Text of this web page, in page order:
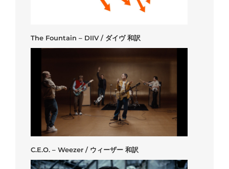
The Fountain – DIIV / ダイヴ 和訳
C.E.O. – Weezer / ウィーザー 和訳